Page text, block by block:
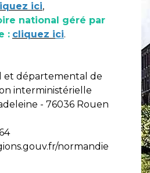
ici,
national géré par
: cliquez ici.
et départemental de
interministérielle
- 76036 Rouen
normandie